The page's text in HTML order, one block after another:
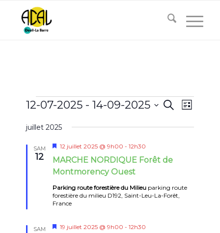
Évènements
vues
Recherche
de
vues
Liste
12-07-2025 - 14-09-2025
une
date.
juillet 2025
SAM
12
MARCHE NORDIQUE Forêt de
Montmorency Ouest
Mis
avant
12 juillet 2025 @ 9h00 -12h30
Parking route forestière du Milieu parking route
forestière du milieu D192, Saint-Leu-La-Forêt,
France
SAM
Mis
19 juillet 2025 @ 9h00 -12h30